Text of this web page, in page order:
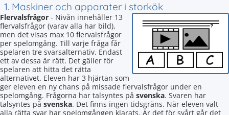
1. Maskiner och apparater i storkök
Flervalsfrågor - Nivån innehåller 13
flervalsfrågor (varav alla har bild),
men det visas max 10 flervalsfrågor
per spelomgång. Till varje fråga får
spelaren tre svarsalternativ. Endast
ett av dessa är rätt. Det gäller för
spelaren att hitta det rätta
alternativet. Eleven har 3 hjärtan som
ger eleven en ny chans på missade flervalsfrågor under en
spelomgång. Frågorna har talsyntes på svenska. Svaren har
talsyntes på svenska. Det finns ingen tidsgräns. När eleven valt
alla rätta svar har spelomgången klarats. Är det för svårt går det